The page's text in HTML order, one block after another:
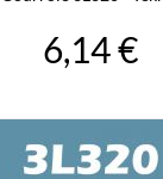
6,14 €